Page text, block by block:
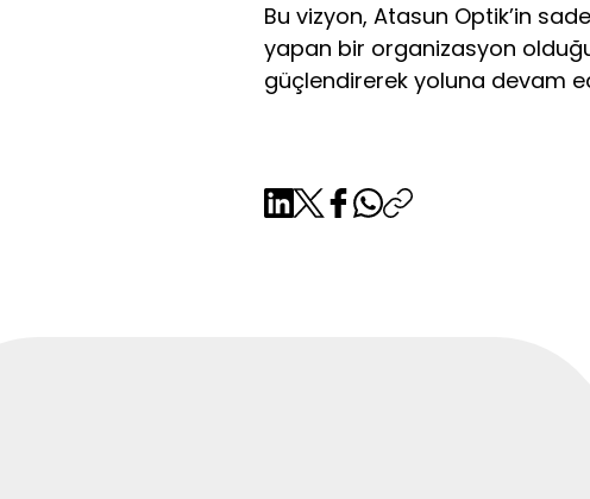
Bu vizyon, Atasun Optik’in
yapan bir organizasyon
güçlendirerek yoluna devam